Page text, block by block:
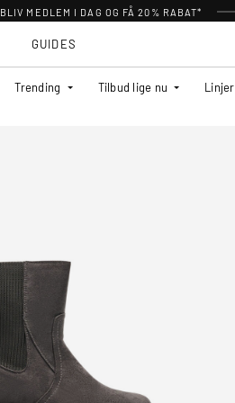
BLIV MEDLEM I DAG OG FÅ 20% RABAT*
Trending Tilbud lige nu Linjer
GUIDES